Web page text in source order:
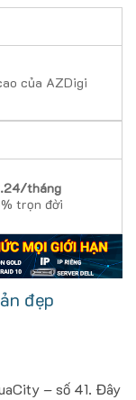
của AZDigi
tháng
trọn đời
đẹp
– số 41. Đây